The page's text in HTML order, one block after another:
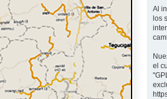
Al
los
el